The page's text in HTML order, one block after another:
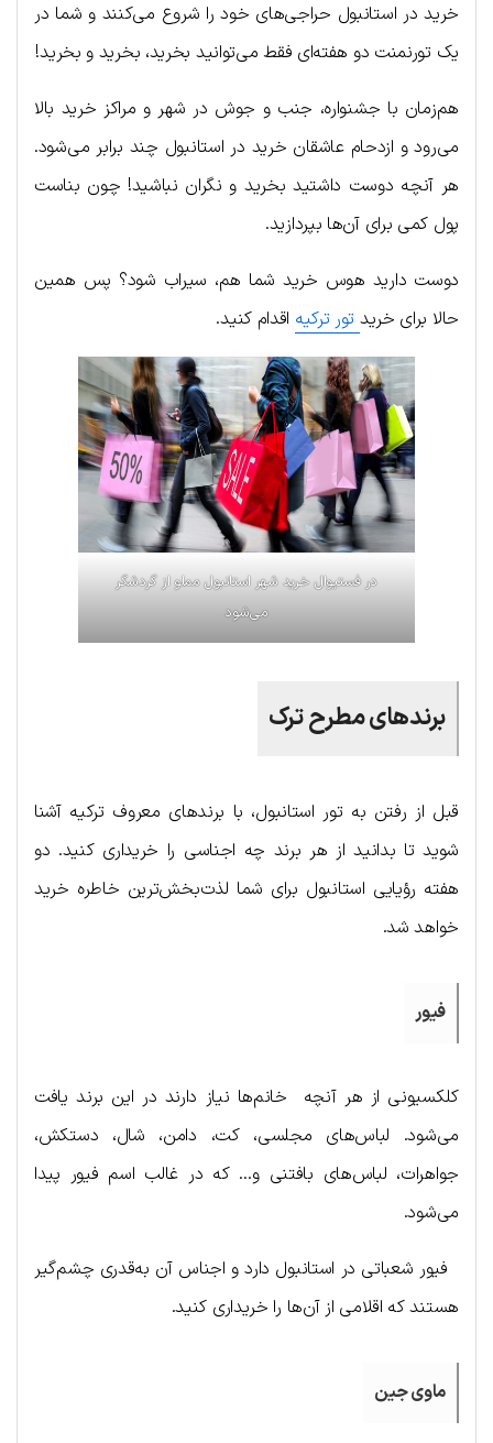
خرید در استانبول حراجی‌های خود را شروع می‌کنند و شما در
یک تورنمنت دو هفته‌ای فقط می‌توانید بخرید، بخرید و بخرید!
هم‌زمان با جشنواره، جنب و جوش در شهر و مراکز خرید بالا
می‌رود و ازدحام عاشقان خرید در استانبول چند برابر می‌شود.
هر آنچه دوست داشتید بخرید و نگران نباشید! چون بناست
پول کمی برای آن‌ها بپردازید.
دوست دارید هوس خرید شما هم، سیراب شود؟ پس همین
حالا برای خرید تور ترکیه اقدام کنید.
در فستیوال خرید شهر استانبول مملو از گردشگر
می‌شود
برندهای مطرح ترک
قبل از رفتن به تور استانبول، با برندهای معروف ترکیه آشنا
شوید تا بدانید از هر برند چه اجناسی را خریداری کنید. دو
هفته رؤیایی استانبول برای شما لذت‌بخش‌ترین خاطره خرید
خواهد شد.
فیور
کلکسیونی از هر آنچه خانم‌ها نیاز دارند در این برند یافت
می‌شود. لباس‌های مجلسی، کت، دامن، شال، دستکش،
جواهرات، لباس‌های بافتنی و… که در غالب اسم فیور پیدا
می‌شود.
فیور شعباتی در استانبول دارد و اجناس آن به‌قدری چشم‌گیر
هستند که اقلامی از آن‌ها را خریداری کنید.
ماوی جین